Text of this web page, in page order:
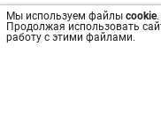
Мы используем файлы cookie.
Продолжая использовать
работу с этими файлами.
Стоматологическая